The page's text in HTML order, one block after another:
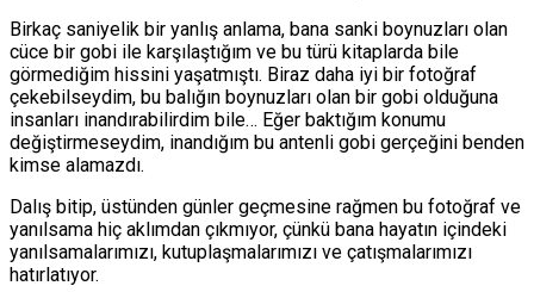
Birkaç saniyelik bir yanlış anlama, bana sanki boynuzları olan
cüce bir gobi ile karşılaştığım ve bu türü kitaplarda bile
görmediğim hissini yaşatmıştı. Biraz daha iyi bir fotoğraf
çekebilseydim, bu balığın boynuzları olan bir gobi olduğuna
insanları inandırabilirdim bile… Eğer baktığım konumu
değiştirmeseydim, inandığım bu antenli gobi gerçeğini benden
kimse alamazdı.
Dalış bitip, üstünden günler geçmesine rağmen bu fotoğraf ve
yanılsama hiç aklımdan çıkmıyor, çünkü bana hayatın içindeki
yanılsamalarımızı, kutuplaşmalarımızı ve çatışmalarımızı
hatırlatıyor.